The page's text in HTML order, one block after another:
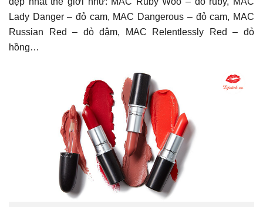
Lady Danger – đỏ cam, MAC Dangerous – đỏ cam, MAC
Russian Red – đỏ đậm, MAC Relentlessly Red – đỏ
hồng…